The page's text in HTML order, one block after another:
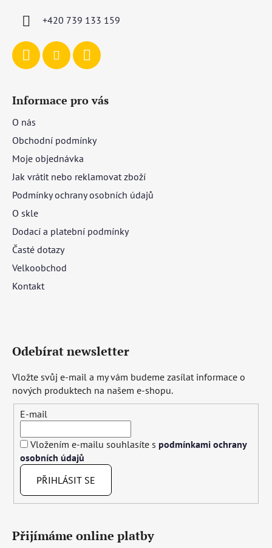
+420 739 133 159
Informace pro vás
O nás
Obchodní podmínky
Moje objednávka
Jak vrátit nebo reklamovat zboží
Podmínky ochrany osobních údajů
O skle
Dodací a platební podmínky
Časté dotazy
Velkoobchod
Kontakt
Odebírat newsletter
Vložte svůj e-mail a my vám budeme zasílat informace o
nových produktech na našem e-shopu.
E-mail
Vložením e-mailu souhlasíte s podmínkami ochrany
osobních údajů
PŘIHLÁSIT SE
Přijímáme online platby